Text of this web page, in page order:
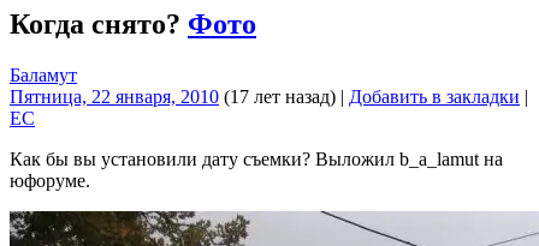
Когда снято? Фото
Баламут
Пятница, 22 января, 2010 (17 лет назад) | Добавить в закладки |
EC
Как бы вы установили дату съемки? Выложил b_a_lamut на
юфоруме.